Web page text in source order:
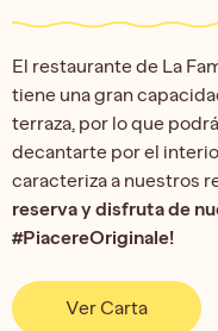
El restaurante de La
tiene una gran
terraza, por lo que
decantarte por el
caracteriza a nuestros
reserva y disfruta de
#PiacereOriginale!
Ver Carta